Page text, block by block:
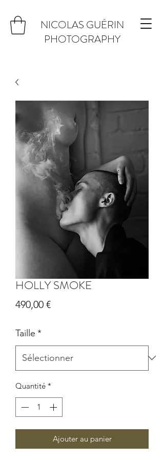
NICOLAS GUÉRIN
PHOTOGRAPHY
HOLLY SMOKE
490,00 €Prix
Taille *
Quantité *
Ajouter au panier